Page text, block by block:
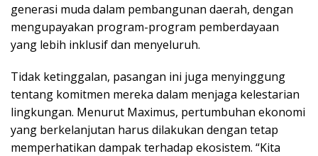
generasi muda dalam pembangunan daerah, dengan
mengupayakan program-program pemberdayaan
yang lebih inklusif dan menyeluruh.
Tidak ketinggalan, pasangan ini juga menyinggung
tentang komitmen mereka dalam menjaga kelestarian
lingkungan. Menurut Maximus, pertumbuhan ekonomi
yang berkelanjutan harus dilakukan dengan tetap
memperhatikan dampak terhadap ekosistem. “Kita